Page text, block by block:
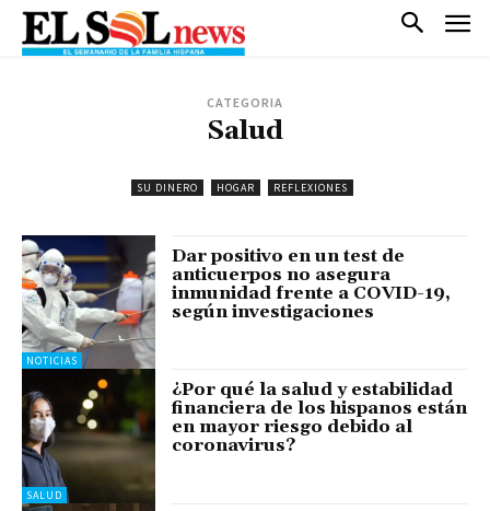
CATEGORIA
Salud
SU DINERO HOGAR REFLEXIONES
NOTICIAS
Dar positivo en un test de
anticuerpos no asegura
inmunidad frente a COVID-19,
según investigaciones
SALUD
¿Por qué la salud y estabilidad
financiera de los hispanos están
en mayor riesgo debido al
coronavirus?